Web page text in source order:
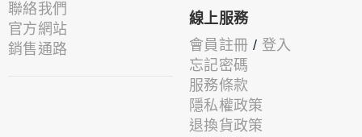
聯絡我們
官方網站
銷售通路
線上服務
會員註冊 / 登入
忘記密碼
服務條款
隱私權政策
退換貨政策